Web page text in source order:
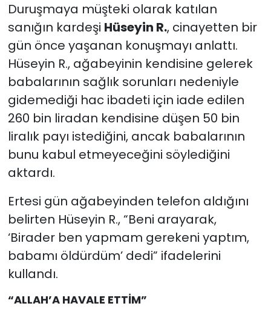
Duruşmaya müşteki olarak katılan
sanığın kardeşi Hüseyin R., cinayetten bir
gün önce yaşanan konuşmayı anlattı.
Hüseyin R., ağabeyinin kendisine gelerek
babalarının sağlık sorunları nedeniyle
gidemediği hac ibadeti için iade edilen
260 bin liradan kendisine düşen 50 bin
liralık payı istediğini, ancak babalarının
bunu kabul etmeyeceğini söylediğini
aktardı.
Ertesi gün ağabeyinden telefon aldığını
belirten Hüseyin R., “Beni arayarak,
‘Birader ben yapmam gerekeni yaptım,
babamı öldürdüm’ dedi” ifadelerini
kullandı.
“ALLAH’A HAVALE ETTİM”